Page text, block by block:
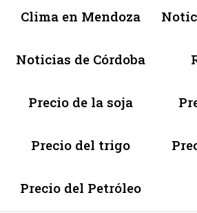
Clima en Mendoza
Noticias de Córdoba
Precio de la soja
Precio del trigo
Precio del Petróleo